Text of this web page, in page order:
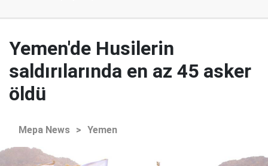
Yemen'de Husilerin
saldırılarında en az 45 asker
öldü
Mepa News > Yemen